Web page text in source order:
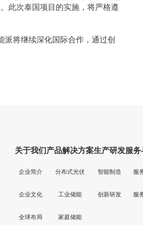
此次泰国项目的实施，将严格遵
关于我们
企业简介
企业文化
全球布局
产品解决方案
分布式光伏
工业储能
家庭储能
生产研发
智能制造
创新研发
服
服
服